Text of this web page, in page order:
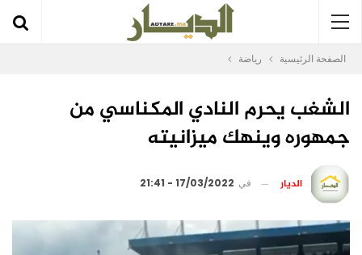
الصفحة الرئيسية رياضة
الشغب يحرم النادي المكناسي من
جمهوره وينهك ميزانيته
الديار في 17/03/2022 - 21:41